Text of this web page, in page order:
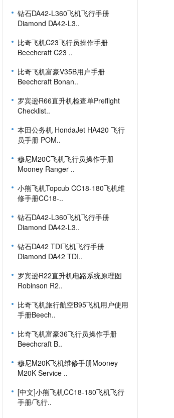
钻石DA42-L360飞机飞行手册
Diamond DA42-L3..
比奇飞机C23飞行员操作手册
Beechcraft C23 ..
比奇飞机富豪V35B用户手册
Beechcraft Bonan..
罗宾逊R66直升机检查单Preflight
Checklist..
本田公务机 HondaJet HA420 飞行
员手册 POM..
穆尼M20C飞机飞行员操作手册
Mooney Ranger ..
小熊飞机Topcub CC18-180飞机维
修手册CC18-..
钻石DA42-L360飞机飞行手册
Diamond DA42-L3..
钻石DA42 TDI飞机飞行手册
Diamond DA42 TDI..
罗宾逊R22直升机电路系统原理图
Robinson R2..
比奇飞机旅行航空B95飞机用户使用
手册Beech..
比奇飞机富豪36飞行员操作手册
Beechcraft B..
穆尼M20K飞机维修手册Mooney
M20K Service ..
[中文]小熊飞机CC18-180飞机飞行
手册/飞行..